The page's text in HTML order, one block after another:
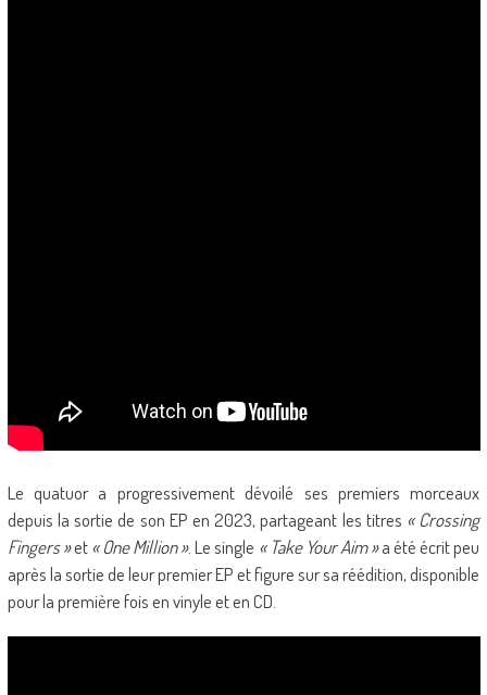
Le quatuor a progressivement dévoilé ses premiers morceaux
depuis la sortie de son EP en 2023, partageant les titres « Crossing
Fingers »et« One Million ». Le single « Take Your Aim »a été écrit peu
après la sortie de leur premier EP et figure sur sa réédition, disponible
pour la première fois en vinyle et en CD.